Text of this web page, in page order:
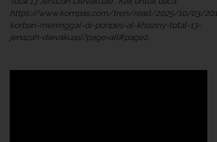
https://www.kompas.com/tren/read/2025/10/03/
korban-meninggal-di-ponpes-al-khoziny-total-13-
jenazah-dievakuasi?page=all#page2.